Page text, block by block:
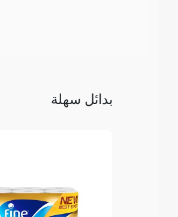
بدائل سهلة